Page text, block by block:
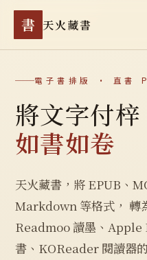
書 天火藏書
電子書排版 · 直書
將文字付梓
如書如卷
天火藏書，將 EPUB、
Markdown 等格式， 轉
Readmoo 讀墨、Apple
書、KOReader 閱讀器的